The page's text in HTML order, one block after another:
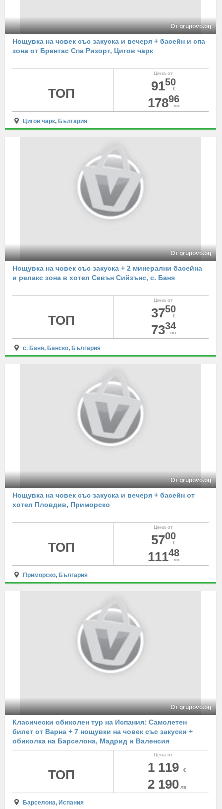
От grupovo.bg
Нощувка на човек със закуска и вечеря + басейн и спа
зона от Брентас Спа Ризорт, Цигов чарк
Цена от
9150
€
17896
лв
ТОП
Цигов чарк, България
От grupovo.bg
Нощувка на човек със закуска + 2 минерални басейна
и релакс зона в хотел Севън Сийзънс, с. Баня
Цена от
3750
€
7334
лв
ТОП
с. Баня, Банско, България
От grupovo.bg
Нощувка на човек със закуска и вечеря + басейн от
хотел Пловдив, Приморско
Цена от
5700
€
11148
лв
ТОП
Приморско, България
От grupovo.bg
Класически обиколен тур на Испания: Самолетен
билет от Варна + 7 нощувки на човек със закуски +
обиколка на Барселона, Мадрид и Валенсия
Цена от
1 119 €
2 190 лв
ТОП
Барселона, Испания